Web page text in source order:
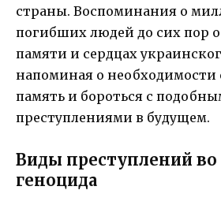
страны. Воспоминания о
погибших людей до сих пор
памяти и сердцах
напоминая о необходимости
память и бороться с
преступлениями в будущем.
Виды преступлений во
геноцида